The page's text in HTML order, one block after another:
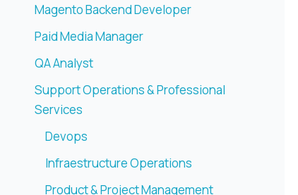
Magento Backend Developer
Paid Media Manager
QA Analyst
Support Operations & Professional
Services
Devops
Infraestructure Operations
Product & Project Management